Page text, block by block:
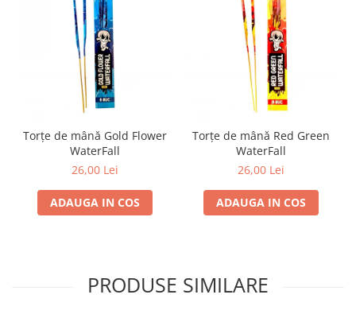
Torțe de mână Gold Flower
WaterFall
26,00 Lei
ADAUGA IN COS
Torțe de mână Red Green
WaterFall
26,00 Lei
ADAUGA IN COS
PRODUSE SIMILARE